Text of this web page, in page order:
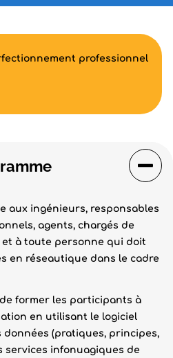
aux ingénieurs, responsables
agents, chargés de
et à toute personne qui doit
en réseautique dans le cadre
former les participants à
en utilisant le logiciel
données (pratiques, principes,
services infonuagiques de
professionnel